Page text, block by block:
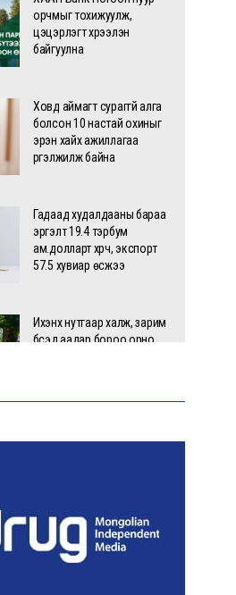
орчмыг тохижуулж,
цэцэрлэгт хүрээлэн
байгуулна
Ховд аймагт сураггүй алга
болсон 10 настай охиныг
эрэн хайх ажиллагаа
үргэлжилж байна
Гадаад худалдааны бараа
эргэлт 19.4 тэрбум
ам.долларт хүрч, экспорт
57.5 хувиар өсжээ
Ихэнх нутгаар халж, зарим
бүсэд аадар бороо орно
АЧААЛЖ БАЙНА